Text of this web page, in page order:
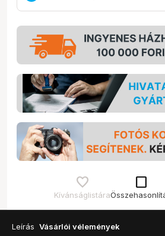
Kívánságlistára
check_box_outline_blank
Leírás Vásárlói vélemények